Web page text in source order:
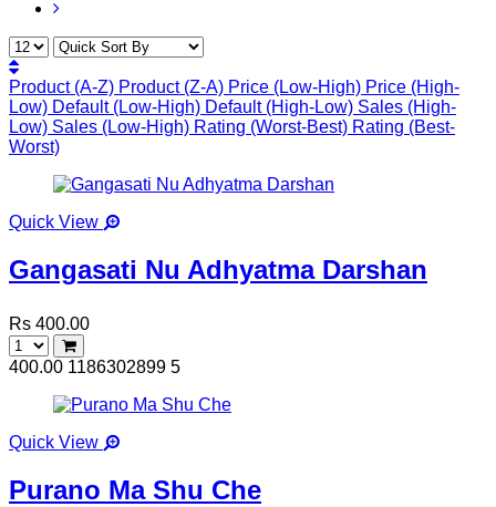
Product (A-Z) Product (Z-A) Price (Low-High) Price (High-
Low) Default (Low-High) Default (High-Low) Sales (High-
Low) Sales (Low-High) Rating (Worst-Best) Rating (Best-
Worst)
Quick View
Gangasati Nu Adhyatma Darshan
Rs 400.00
400.00 1186302899 5
Quick View
Purano Ma Shu Che